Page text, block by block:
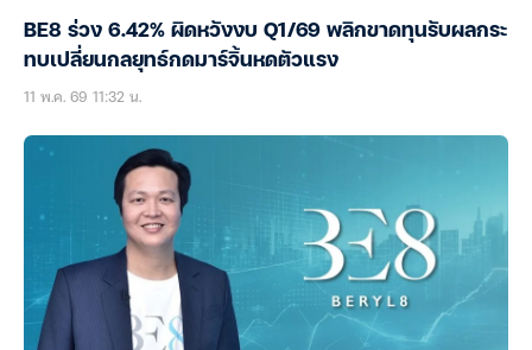
BE8 ร่วง 6.42% ผิดหวังงบ Q1/69 พลิกขาดทุนรับผลกระ
ทบเปลี่ยนกลยุทธ์กดมาร์จิ้นหดตัวแรง
11 พ.ค. 69 11:32 น.